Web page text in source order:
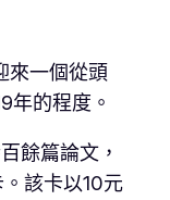
來一個從頭
年的程度。
餘篇論文，
該卡以10元